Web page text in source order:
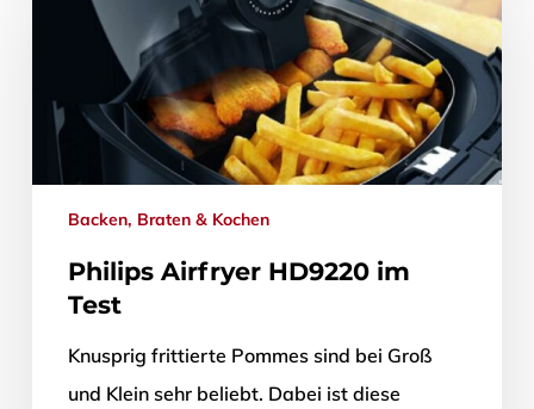
Backen, Braten & Kochen
Philips Airfryer HD9220 im
Test
Knusprig frittierte Pommes sind bei Groß
und Klein sehr beliebt. Dabei ist diese